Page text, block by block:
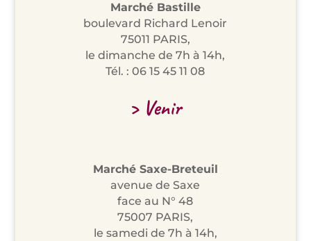
Marché Bastille
boulevard Richard Lenoir
75011 PARIS,
le dimanche de 7h à 14h,
Tél. : 06 15 45 11 08
> Venir
Marché Saxe-Breteuil
avenue de Saxe
face au N° 48
75007 PARIS,
le samedi de 7h à 14h,